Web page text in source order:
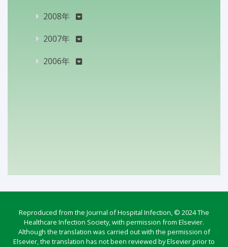
2008年
2007年
2006年
Reproduced from the Journal of Hospital Infection, © 2024 The
Healthcare Infection Society, with permission from Elsevier.
Although the translation was carried out with the permission of
Elsevier, the translation has not been reviewed by Elsevier prior to